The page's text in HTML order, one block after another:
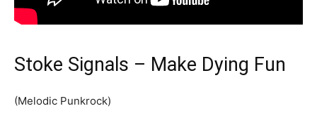
Stoke Signals – Make Dying Fun
(Melodic Punkrock)